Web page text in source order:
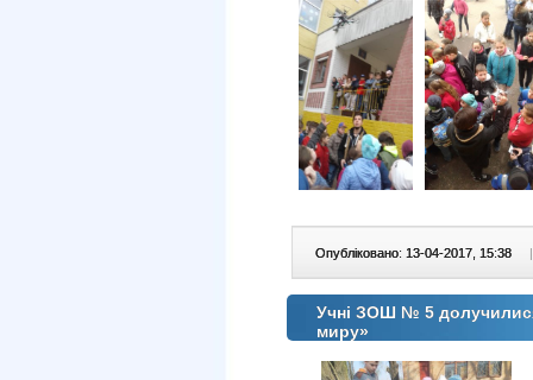
Опубліковано: 13-04-2017, 15:38 |
Учні ЗОШ № 5
миру»